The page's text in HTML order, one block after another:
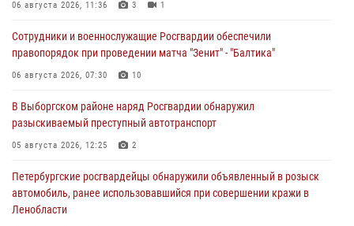
06 августа 2026, 11:36 3 1
Сотрудники и военнослужащие Росгвардии обеспечили
правопорядок при проведении матча "Зенит" - "Балтика"
06 августа 2026, 07:30 10
В Выборгском районе наряд Росгвардии обнаружил
разыскиваемый преступный автотранспорт
05 августа 2026, 12:25 2
Петербургские росгвардейцы обнаружили объявленный в розыск
автомобиль, ранее использовавшийся при совершении кражи в
Ленобласти